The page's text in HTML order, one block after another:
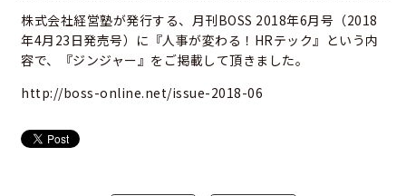
株式会社経営塾が発行する、月刊BOSS 2018年6月号（2018
年4月23日発売号）に『人事が変わる！HRテック』という内
容で、『ジンジャー』をご掲載して頂きました。
http://boss-online.net/issue-2018-06